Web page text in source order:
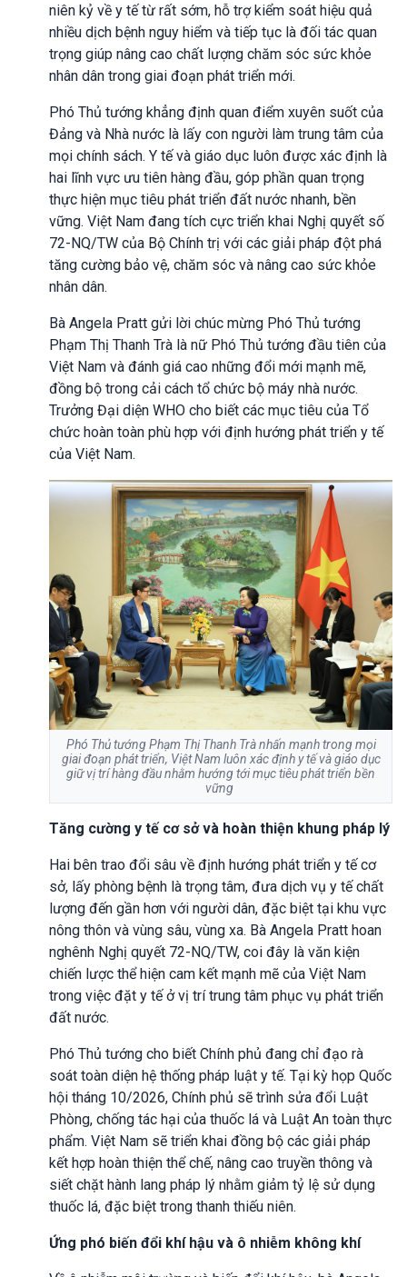
niên kỷ về y tế từ rất sớm, hỗ trợ kiểm soát hiệu quả
nhiều dịch bệnh nguy hiểm và tiếp tục là đối tác quan
trọng giúp nâng cao chất lượng chăm sóc sức khỏe
nhân dân trong giai đoạn phát triển mới.
Phó Thủ tướng khẳng định quan điểm xuyên suốt của
Đảng và Nhà nước là lấy con người làm trung tâm của
mọi chính sách. Y tế và giáo dục luôn được xác định là
hai lĩnh vực ưu tiên hàng đầu, góp phần quan trọng
thực hiện mục tiêu phát triển đất nước nhanh, bền
vững. Việt Nam đang tích cực triển khai Nghị quyết số
72-NQ/TW của Bộ Chính trị với các giải pháp đột phá
tăng cường bảo vệ, chăm sóc và nâng cao sức khỏe
nhân dân.
Bà Angela Pratt gửi lời chúc mừng Phó Thủ tướng
Phạm Thị Thanh Trà là nữ Phó Thủ tướng đầu tiên của
Việt Nam và đánh giá cao những đổi mới mạnh mẽ,
đồng bộ trong cải cách tổ chức bộ máy nhà nước.
Trưởng Đại diện WHO cho biết các mục tiêu của Tổ
chức hoàn toàn phù hợp với định hướng phát triển y tế
của Việt Nam.
Phó Thủ tướng Phạm Thị Thanh Trà nhấn mạnh trong mọi
giai đoạn phát triển, Việt Nam luôn xác định y tế và giáo dục
giữ vị trí hàng đầu nhằm hướng tới mục tiêu phát triển bền
vững
Tăng cường y tế cơ sở và hoàn thiện khung pháp lý
Hai bên trao đổi sâu về định hướng phát triển y tế cơ
sở, lấy phòng bệnh là trọng tâm, đưa dịch vụ y tế chất
lượng đến gần hơn với người dân, đặc biệt tại khu vực
nông thôn và vùng sâu, vùng xa. Bà Angela Pratt hoan
nghênh Nghị quyết 72-NQ/TW, coi đây là văn kiện
chiến lược thể hiện cam kết mạnh mẽ của Việt Nam
trong việc đặt y tế ở vị trí trung tâm phục vụ phát triển
đất nước.
Phó Thủ tướng cho biết Chính phủ đang chỉ đạo rà
soát toàn diện hệ thống pháp luật y tế. Tại kỳ họp Quốc
hội tháng 10/2026, Chính phủ sẽ trình sửa đổi Luật
Phòng, chống tác hại của thuốc lá và Luật An toàn thực
phẩm. Việt Nam sẽ triển khai đồng bộ các giải pháp
kết hợp hoàn thiện thể chế, nâng cao truyền thông và
siết chặt hành lang pháp lý nhằm giảm tỷ lệ sử dụng
thuốc lá, đặc biệt trong thanh thiếu niên.
Ứng phó biến đổi khí hậu và ô nhiễm không khí